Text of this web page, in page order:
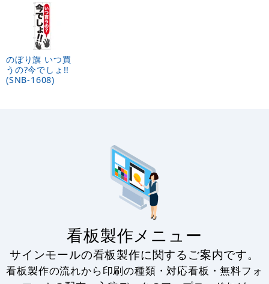
のぼり旗 いつ買
うの?今でしょ!!
(SNB-1608)
看板製作メニュー
サインモールの看板製作に関するご案内です。
看板製作の流れから印刷の種類・対応看板・無料フォ